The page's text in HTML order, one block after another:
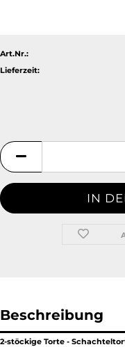
Art.Nr.:
Lieferzeit:
Beschreibung
2-stöckige Torte -